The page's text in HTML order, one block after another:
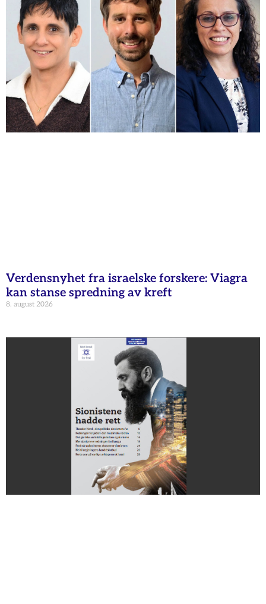
Verdensnyhet fra israelske forskere: Viagra
kan stanse spredning av kreft
8. august 2026